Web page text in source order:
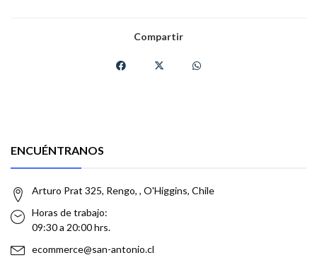
Compartir
ENCUÉNTRANOS
Arturo Prat 325, Rengo, , O'Higgins, Chile
Horas de trabajo:
09:30 a 20:00 hrs.
ecommerce@san-antonio.cl